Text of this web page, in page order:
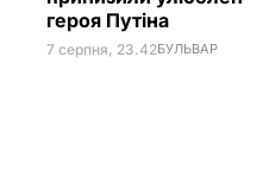
героя Путіна
7 серпня, 23.42БУЛЬВАР